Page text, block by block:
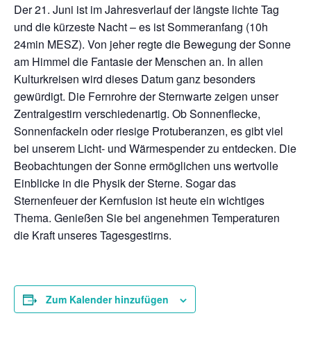
Der 21. Juni ist im Jahresverlauf der längste lichte Tag
und die kürzeste Nacht – es ist Sommeranfang (10h
24min MESZ). Von jeher regte die Bewegung der Sonne
am Himmel die Fantasie der Menschen an. In allen
Kulturkreisen wird dieses Datum ganz besonders
gewürdigt. Die Fernrohre der Sternwarte zeigen unser
Zentralgestirn verschiedenartig. Ob Sonnenflecke,
Sonnenfackeln oder riesige Protuberanzen, es gibt viel
bei unserem Licht- und Wärmespender zu entdecken. Die
Beobachtungen der Sonne ermöglichen uns wertvolle
Einblicke in die Physik der Sterne. Sogar das
Sternenfeuer der Kernfusion ist heute ein wichtiges
Thema. Genießen Sie bei angenehmen Temperaturen
die Kraft unseres Tagesgestirns.
Zum Kalender hinzufügen